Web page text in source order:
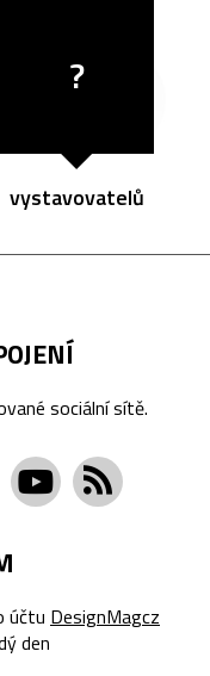
?
vystavovatelů
sociální sítě.
účtu DesignMagcz
den